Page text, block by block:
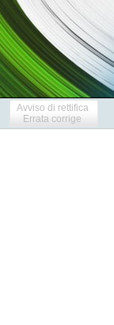
Avviso di rettifica
Errata corrige